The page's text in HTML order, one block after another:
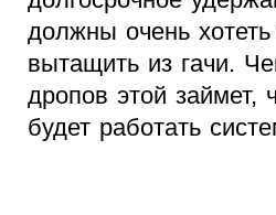
должны очень хотеть
вытащить из гачи.
дропов этой займет,
будет работать